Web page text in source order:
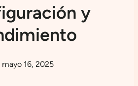
y
mayo 16, 2025